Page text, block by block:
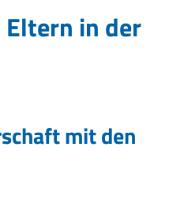
in der
mit den